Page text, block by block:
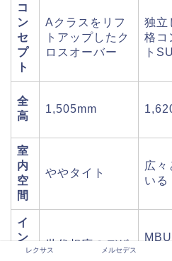
コ
ン
セ
プ
ト
Aクラスをリフ
トアップしたク
ロスオーバー
独立
格コ
ト
全
高
1,505mm
室
内
空
間
ややタイト
広々
いる
イ
ン
テ
世代相応のデザ
の
レクサス メルセデス